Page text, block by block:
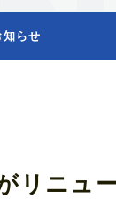
知らせ
リニュ